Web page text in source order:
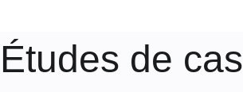
Études de cas